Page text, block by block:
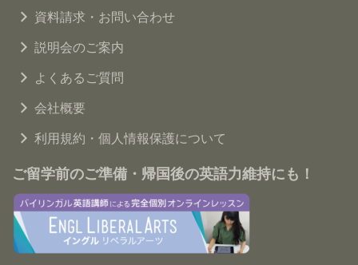
資料請求・お問い合わせ
説明会のご案内
よくあるご質問
会社概要
利用規約・個人情報保護について
ご留学前のご準備・帰国後の英語力維持にも！